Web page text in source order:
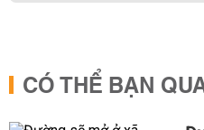
CÓ THỂ BẠN